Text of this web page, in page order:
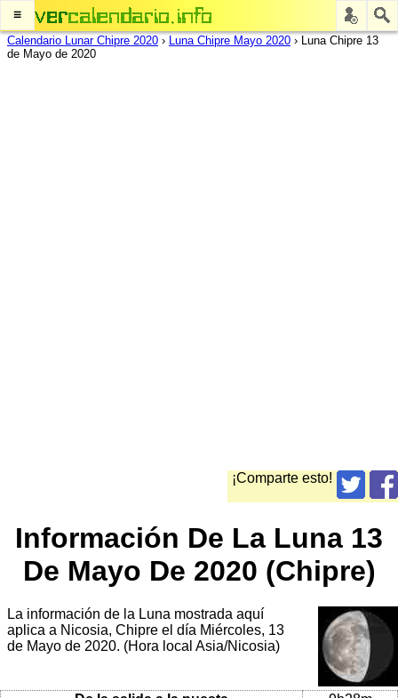
≡
Calendario Lunar Chipre 2020 › Luna Chipre Mayo 2020 › Luna Chipre 13
de Mayo de 2020
¡Comparte esto!
Información De La Luna 13
De Mayo De 2020 (Chipre)
La información de la Luna mostrada aquí
aplica a Nicosia, Chipre el día Miércoles, 13
de Mayo de 2020. (Hora local Asia/Nicosia)